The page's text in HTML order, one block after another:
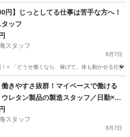
円】じっとしてる仕事は苦手な方へ！
ッフ
スタッフ
8月7日
⭐ 「どうせ働くなら、稼げて、体も動かせる仕
工場 スタッフ
働きやすさ抜群！マイペースで働ける
レタン製品の製造スタッフ／日勤×残
高時給1,400円
スタッフ
8月7日